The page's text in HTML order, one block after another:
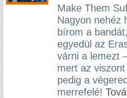
Make Them
Nagyon nehéz
bírom a
egyedül az
várni a lemezt
mert az
pedig a
merrefelé!